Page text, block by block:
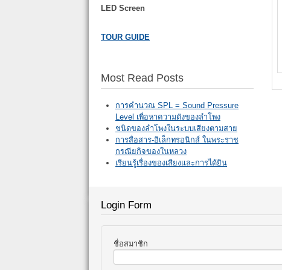
LED Screen
TOUR GUIDE
Most Read Posts
การคำนวณ SPL = Sound Pressure
Level เพื่อหาความดังของลำโพง
ชนิดของลำโพงในระบบเสียงตามสาย
การสื่อสาร-อิเล็กทรอนิกส์ ในพระราช
กรณียกิจของในหลวง
เรียนรู้เรื่องของเสียงและการได้ยิน
Login Form
ชื่อสมาชิก